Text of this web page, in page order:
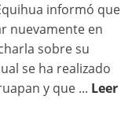
informó que
nuevamente en
sobre su
se ha realizado
y que ... Leer